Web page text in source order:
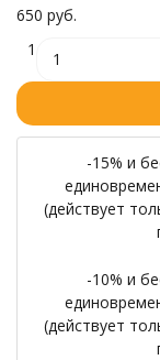
650 руб.
1
-15% и
(действует
-10% и
(действует